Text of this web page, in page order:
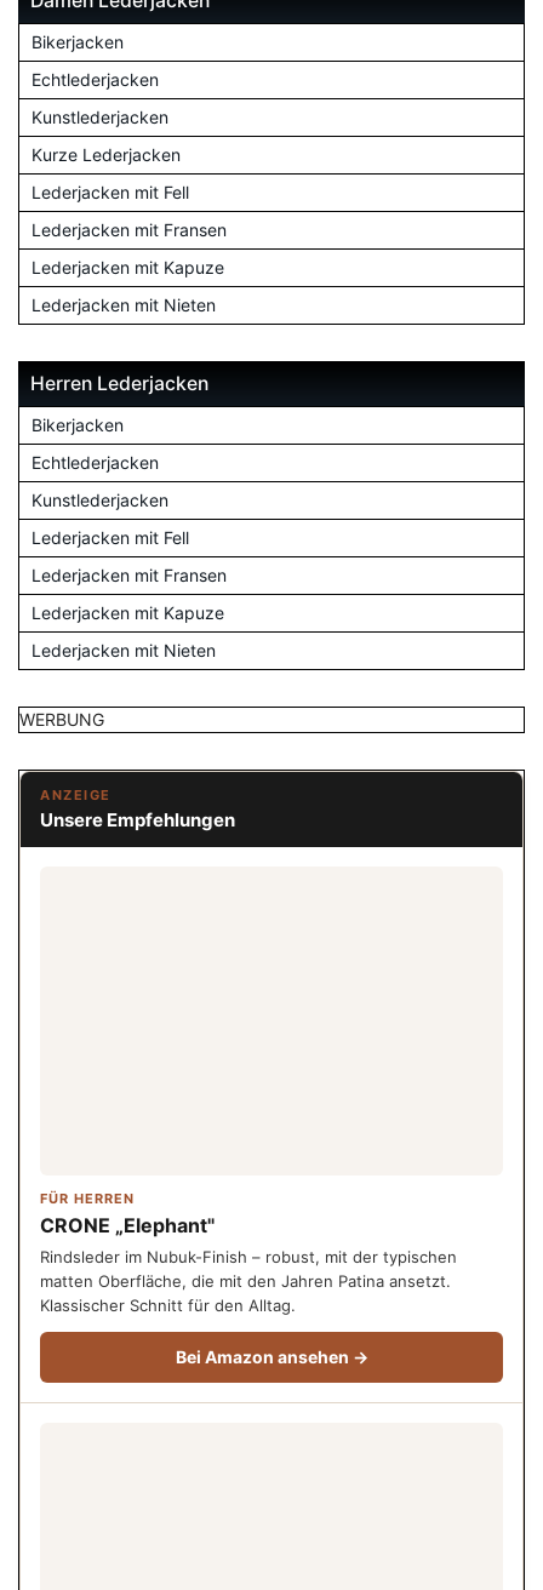
Bikerjacken
Echtlederjacken
Kunstlederjacken
Kurze Lederjacken
Lederjacken mit Fell
Lederjacken mit Fransen
Lederjacken mit Kapuze
Lederjacken mit Nieten
Herren Lederjacken
Bikerjacken
Echtlederjacken
Kunstlederjacken
Lederjacken mit Fell
Lederjacken mit Fransen
Lederjacken mit Kapuze
Lederjacken mit Nieten
WERBUNG
ANZEIGE
Unsere Empfehlungen
FÜR HERREN
CRONE „Elephant"
Rindsleder im Nubuk-Finish – robust, mit der typischen
matten Oberfläche, die mit den Jahren Patina ansetzt.
Klassischer Schnitt für den Alltag.
Bei Amazon ansehen →